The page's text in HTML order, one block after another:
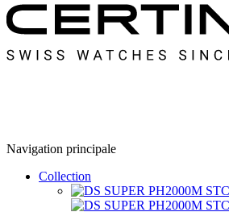
Navigation principale
Collection